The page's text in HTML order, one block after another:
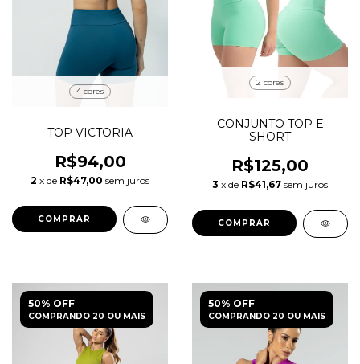
4 cores
TOP VICTORIA
R$94,00
2 x de R$47,00 sem juros
COMPRAR
2 cores
CONJUNTO TOP E
SHORT
R$125,00
3 x de R$41,67 sem juros
COMPRAR
50% OFF
COMPRANDO 20 OU MAIS
50% OFF
COMPRANDO 20 OU MAIS